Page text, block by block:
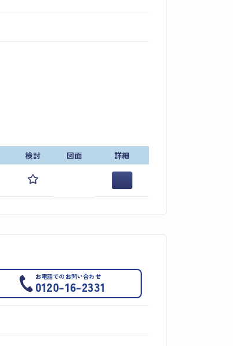
検討 図面 詳細
お電話でのお問い合わせ
0120-16-2331